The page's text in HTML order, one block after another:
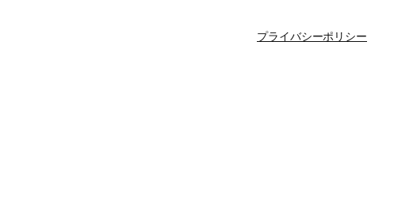
プライバシーポリシー